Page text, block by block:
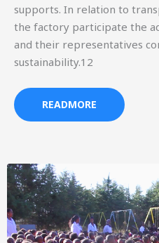
supports. In relation to
the factory participate the
and their representatives
sustainability.12
READMORE